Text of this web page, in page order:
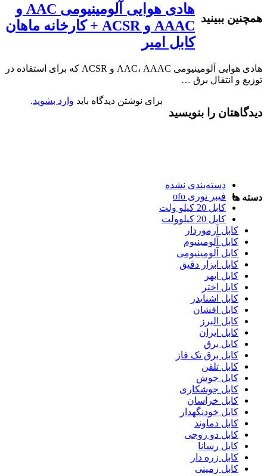
همچنین ببینید
هادی هوایی آلومینیومی AAC و
AAAC و ACSR + کارخانه ماهان
کابل امیر
هادی هوایی آلومینیومی AAC، AAAC و ACSR که برای استفاده در
توزیع و انتقال برق …
دیدگاهتان را بنویسید
برای نوشتن دیدگاه باید وارد بشوید.
دسته ها
دسته‌بندی نشده
فیبر نوری ofo
کابل 20 کیلو ولت
کابل 20 کیلوولت
کابل آرموردار
کابل آلومینیوم
کابل آلومینیومی
کابل ابزار دقیق
کابل ابهر
کابل اختر
کابل اشنایدر
کابل افشان
کابل البرز
کابل ایران
کابل برق
کابل برق تک فاز
کابل تلفن
کابل جوش
کابل جوشکاری
کابل خراسان
کابل خودنگهدار
کابل دماوند
کابل دو زوجی
کابل رسانا
کابل زره دار
کابل زمینی